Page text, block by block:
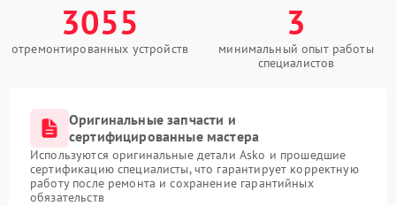
3055
отремонтированных устройств
3
минимальный опыт работы
специалистов
Оригинальные запчасти и
сертифицированные мастера
Используются оригинальные детали Asko и прошедшие
сертификацию специалисты, что гарантирует корректную
работу после ремонта и сохранение гарантийных
обязательств